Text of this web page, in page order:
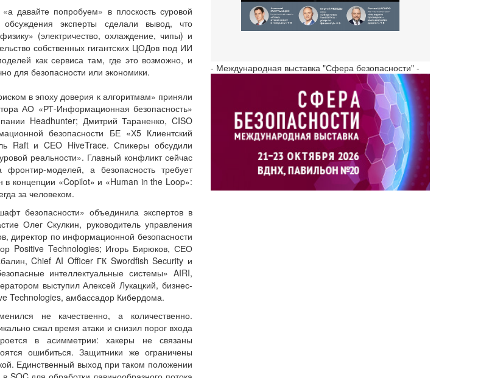
давайте попробуем» в плоскость суровой
эксперты сделали вывод, что
(электричество, охлаждение, чипы) и
собственных гигантских ЦОДов под ИИ
как сервиса там, где это возможно, и
для безопасности или экономики.
в эпоху доверия к алгоритмам» приняли
АО «РТ-Информационная безопасность»
Headhunter; Дмитрий Тараненко, CISO
безопасности БЕ «Х5 Клиентский
Raft и CEO HiveTrace. Спикеры обсудили
реальности». Главный конфликт сейчас
моделей, а безопасность требует
концепции «Copilot» и «Human in the Loop»:
за человеком.
безопасности» объединила экспертов в
Олег Скулкин, руководитель управления
директор по информационной безопасности
Positive Technologies; Игорь Бирюков, СЕО
Chief AI Officer ГК Swordfish Security и
интеллектуальные системы» AIRI,
выступил Алексей Лукацкий, бизнес-
Technologies, амбассадор Кибердома.
не качественно, а количественно.
сжал время атаки и снизил порог входа
в асимметрии: хакеры не связаны
ошибиться. Защитники же ограничены
Единственный выход при таком положении
- Международная выставка "Сфера безопасности" -